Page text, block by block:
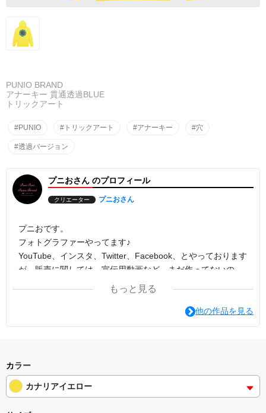
PUNIO BRAND
アナーキー 貫通透過BLUE
トリックアート
#PUNIO #トリックアート #アナーキー #穴
#透過バージョン
プニおさん のプロフィール
クリエーター プニおさん
プニおです。
フォトグラファーやってます♪
YouTube、インスタ、Twitter、Facebook、とやっております
が、販売に関しては、宣伝用動画など、まだ作ってないの
で、そのうち作ろうと思います。
もっと見る
他の作品を見る
カラー
カナリアイエロー